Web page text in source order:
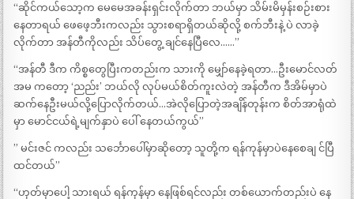
“ဆိုင်ကယ်သော့က မေမေအခန်းရှင်းလိုက်တာ ဘယ်မှာ သိမ်းမိမှန်းစဉ်းစား
နေတာရယ် ဖေဖေ့ဘီးကလည်း သွားစရာရှိတယ်ဆိုလို့ စက်ဘီးနဲ့ ပဲ လာခဲ့
လိုက်တာ အန်တီကိုလည်း သိပ်တွေ့ ချင်နေပြီလေ……”
“အန်တီ ဒီက ကိစ္စတွေပြီးကတည်းက သားကို မျှော်နေခဲ့ရတာ…ဦးမောင်လတ်
အမ ကတော့ ‘ညည်း’ ဘယ်လို လုပ်မယ်စိတ်ကူးလဲတဲ့ အန်တီက ဒီအိမ်မှာပဲ
ဆက်နေဦးမယ်လို့ပြောလိုက်တယ်…အဲလိုပြောတဲ့အချိန်တုန်းက စိတ်အာရုံထဲ
မှာ မောင်ငယ်ရဲ့မျက်နှာပဲ ပေါ် နေတယ်ကွယ်”
” မင်းဇင် ကလည်း သင်္ဘောပေါ်မှာဆိုတော့ သူတို့က ရန်ကုန်မှာပဲနေစေချ င်ပြီ
ထင်တယ်”
“ဟုတ်မှာပေါ့ သားရယ် ရန်ကုန်မှာ နေဖြစ်ရင်လည်း တစ်ယောက်တည်းပဲ နေ